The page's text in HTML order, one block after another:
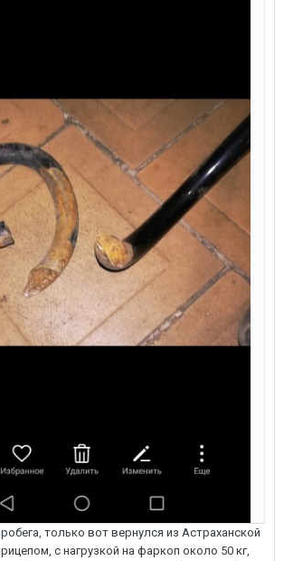
только вот вернулся из Астраханской
с нагрузкой на фаркоп около 50 кг,